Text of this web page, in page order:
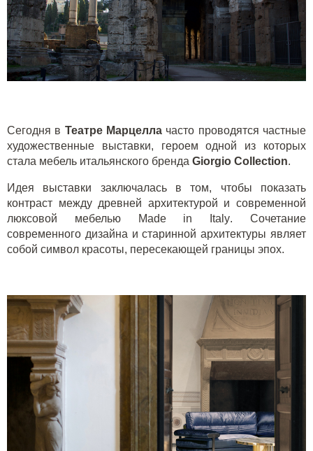
Сегодня в Театре Марцелла часто проводятся частные
художественные выставки, героем одной из которых
стала мебель итальянского бренда Giorgio Collection.
Идея выставки заключалась в том, чтобы показать
контраст между древней архитектурой и современной
люксовой мебелью
Made in Italy. Сочетание
современного дизайна и старинной архитектуры являет
собой символ красоты, пересекающей границы эпох.